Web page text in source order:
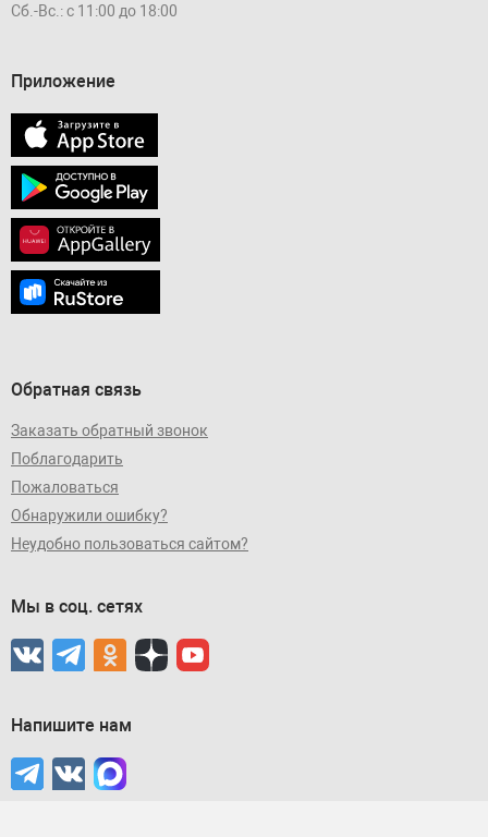
Сб.-Вс.: с 11:00 до 18:00
Приложение
Обратная связь
Заказать обратный звонок
Поблагодарить
Пожаловаться
Обнаружили ошибку?
Неудобно пользоваться сайтом?
Мы в соц. сетях
Напишите нам